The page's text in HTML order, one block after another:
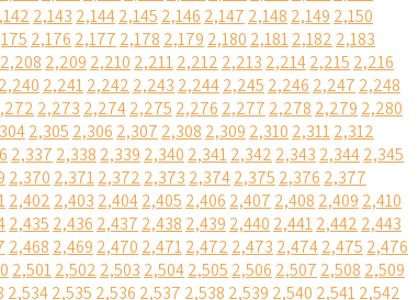
2,143 2,1442,145 2,146 2,147 2,148 2,149 2,150
2,176 2,177 2,178 2,179 2,180 2,1812,182 2,183
2,208 2,209 2,210 2,2112,212 2,213 2,2142,215 2,216
2,240 2,2412,242 2,243 2,2442,245 2,246 2,247 2,248
2,273 2,2742,275 2,276 2,277 2,278 2,279 2,280
2,305 2,306 2,307 2,308 2,309 2,310 2,3112,312
2,337 2,338 2,339 2,340 2,3412,342 2,343 2,3442,345
2,370 2,3712,372 2,373 2,3742,375 2,376 2,377
2,402 2,403 2,4042,405 2,406 2,407 2,408 2,409 2,410
2,435 2,436 2,437 2,438 2,439 2,440 2,4412,442 2,443
2,468 2,469 2,470 2,4712,472 2,473 2,4742,475 2,476
2,5012,502 2,503 2,5042,505 2,506 2,507 2,508 2,509
2,5342,535 2,536 2,537 2,538 2,539 2,540 2,5412,542